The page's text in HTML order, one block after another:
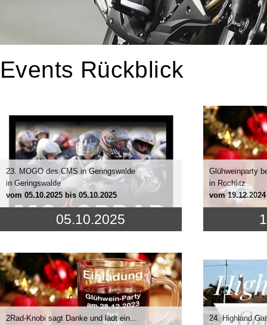
Events Rückblick
23. MOGO des CMS in Geringswalde
in Geringswalde
vom 05.10.2025 bis 05.10.2025
05.10.2025
Glühweinparty
in Rochlitz
vom 19.12.2024
2Rad-Knobi sagt Danke und lädt ein...
24. Highland